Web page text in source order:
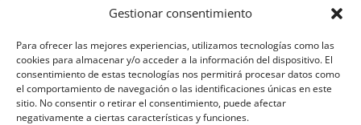
Gestionar consentimiento
Para ofrecer las mejores experiencias, utilizamos tecnologías como las
cookies para almacenar y/o acceder a la información del dispositivo. El
consentimiento de estas tecnologías nos permitirá procesar datos como
el comportamiento de navegación o las identificaciones únicas en este
sitio. No consentir o retirar el consentimiento, puede afectar
negativamente a ciertas características y funciones.
Siguenos: